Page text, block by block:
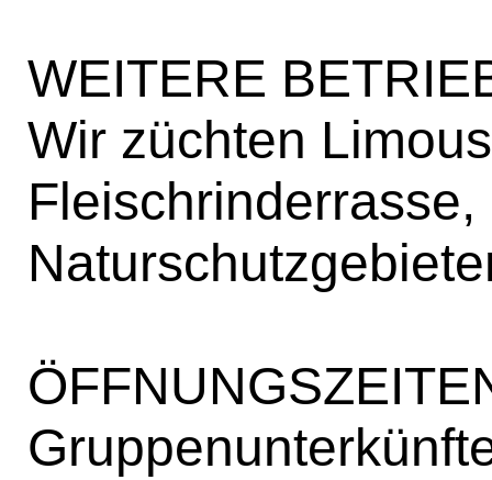
WEITERE
Wir züchten